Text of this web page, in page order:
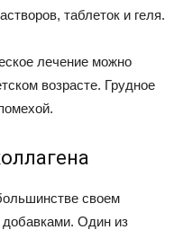
таблеток и геля.
лечение можно
возрасте. Грудное
своем
добавками. Один из